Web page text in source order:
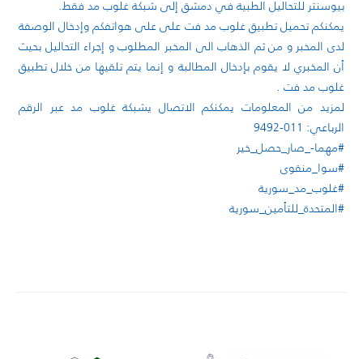
بيوسنتر للتحاليل الطبية في دمشق إلى شبكة غلوب مد فقط.
يمكنكم تحميل تطبيق غلوب مد فت على على هواتفكم وإدخال الوصفة
لدى المخبر و من ثم الذهاب الى المخبر المطلوب و إجراء التحاليل بحيث
أن المخبري لا يقوم بإدخال المطالبة و إنما يتم تلقيها من خلال تطبيق
غلوب مد فت .
لمزيد من المعلومات يمكنكم الاتصال يشبكة غلوب مد عبر الرقم
الرباعي: 011-9492
#مهما-_صار_حصل_خير
#سوا_منقوى
#غلوب_مد_سورية
#المتحدة_للتأمين_سورية